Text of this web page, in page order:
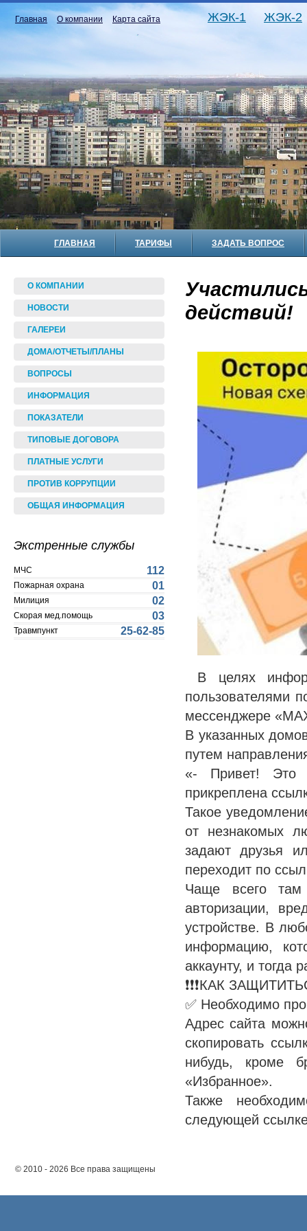
Главная О компании Карта сайта ЖЭК-1 ЖЭК-2
ГЛАВНАЯ ТАРИФЫ ЗАДАТЬ ВОПРОС
О КОМПАНИИ
НОВОСТИ
ГАЛЕРЕИ
ДОМА/ОТЧЕТЫ/ПЛАНЫ
ВОПРОСЫ
ИНФОРМАЦИЯ
ПОКАЗАТЕЛИ
ТИПОВЫЕ ДОГОВОРА
ПЛАТНЫЕ УСЛУГИ
ПРОТИВ КОРРУПЦИИ
ОБЩАЯ ИНФОРМАЦИЯ
Экстренные службы
МЧС 112
Пожарная охрана 01
Милиция 02
Скорая мед.помощь 03
Травмпункт 25-62-85
действий!
В целях
пользователями
мессенджере
В указанных
путем
«- Привет! Это
прикреплена
Такое
от незнакомых
задают друзья
переходит по
Чаще всего там
авторизации,
устройстве. В
информацию,
аккаунту, и тогда
❗❗❗КАК
✅ Необходимо
Адрес сайта
скопировать
нибудь, кроме
«Избранное».
Также
следующей
© 2010 - 2026 Все права защищены